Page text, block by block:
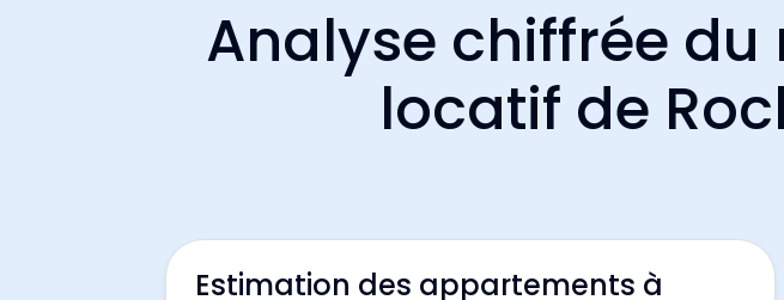
Analyse chiffrée
locatif de
Estimation des appartements à